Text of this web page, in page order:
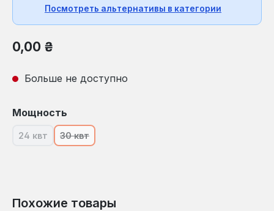
Посмотреть альтернативы в категории
Обычная цена:
0,00 ₴
Больше не доступно
Выберите
Мощность
24 квт(В настоящее время эта опция недоступна.)
30 квт(В настоящее время эта опция недоступна.)
Похожие товары